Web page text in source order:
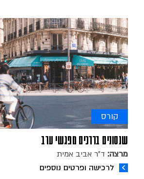
קורס
שנסונים בדרכים מפגשי ערב
מרצה: ד"ר אביב אמית
לרכישה ופרטים נוספים